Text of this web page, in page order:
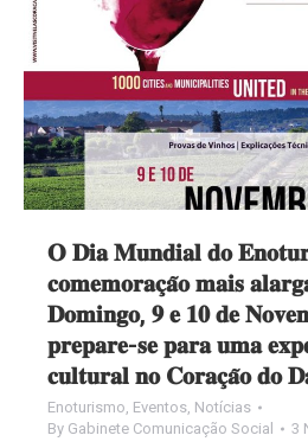
𝐎 𝐃𝐢𝐚 𝐌𝐮𝐧𝐝𝐢𝐚𝐥 𝐝𝐨
𝐜𝐨𝐦𝐞𝐦𝐨𝐫𝐚𝐜̧𝐚̃𝐨 𝐦𝐚𝐢𝐬
𝐃𝐨𝐦𝐢𝐧𝐠𝐨, 𝟗 𝐞 𝟏𝟎 𝐝𝐞
𝐩𝐫𝐞𝐩𝐚𝐫𝐞-𝐬𝐞 𝐩𝐚𝐫𝐚 𝐮𝐦𝐚
𝐜𝐮𝐥𝐭𝐮𝐫𝐚𝐥 𝐧𝐨 𝐂𝐨𝐫𝐚𝐜̧𝐚̃𝐨 𝐝𝐨
Enoturismo Eventos Notícias
By Gabinete Comunicação Social 3